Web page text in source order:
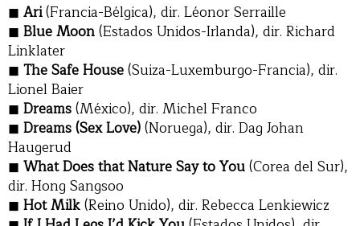
Ari(Francia-Bélgica), dir. Léonor Serraille
Blue Moon(Estados Unidos-Irlanda), dir. Richard
Linklater
The Safe House(Suiza-Luxemburgo-Francia), dir.
Lionel Baier
Dreams(México), dir. Michel Franco
Dreams (Sex Love)(Noruega), dir. Dag Johan
Haugerud
What Does that Nature Say to You(Corea del Sur),
dir. Hong Sangsoo
Hot Milk(Reino Unido), dir. Rebecca Lenkiewicz